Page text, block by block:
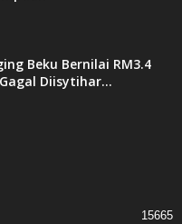
Beku Bernilai RM3.4
Diisytihar...
15665